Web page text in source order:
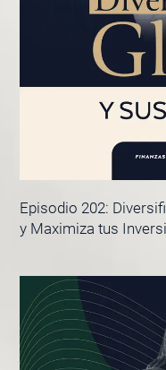
Episodio 202:
y Maximiza tus